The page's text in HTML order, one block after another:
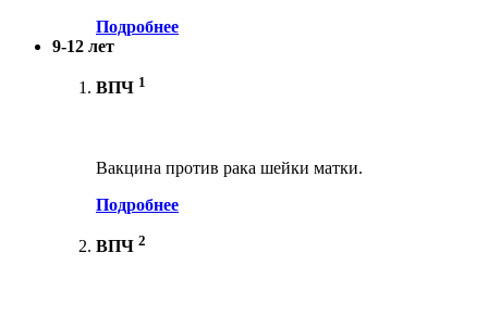
Подробнее
9-12 лет
ВПЧ 1
Вакцина против рака шейки матки.
Подробнее
ВПЧ 2